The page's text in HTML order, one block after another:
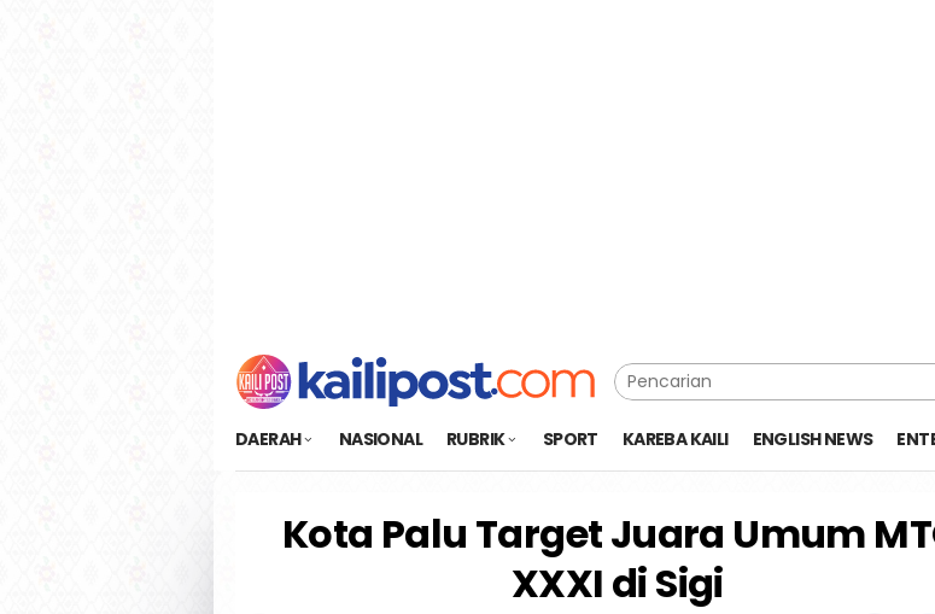
DAERAH NASIONAL RUBRIK SPORT KAREBA KAILI ENGLISH NEWS
Kota Palu Target Juara Umum
XXXI di Sigi